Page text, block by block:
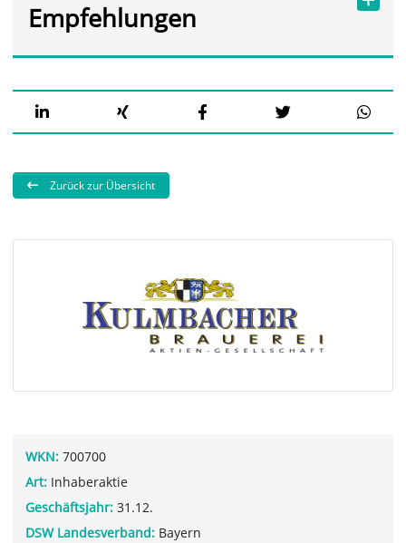
Empfehlungen
Zurück zur Übersicht
WKN: 700700
Art: Inhaberaktie
Geschäftsjahr: 31.12.
DSW Landesverband: Bayern